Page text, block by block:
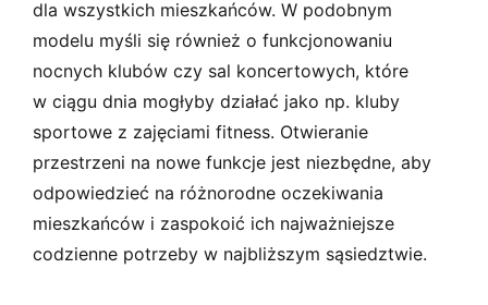
dla wszystkich mieszkańców. W podobnym
modelu myśli się również o funkcjonowaniu
nocnych klubów czy sal koncertowych, które
w ciągu dnia mogłyby działać jako np. kluby
sportowe z zajęciami fitness. Otwieranie
przestrzeni na nowe funkcje jest niezbędne, aby
odpowiedzieć na różnorodne oczekiwania
mieszkańców i zaspokoić ich najważniejsze
codzienne potrzeby w najbliższym sąsiedztwie.